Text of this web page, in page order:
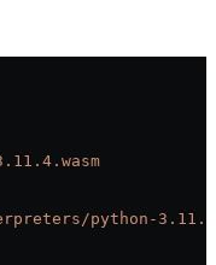
python-